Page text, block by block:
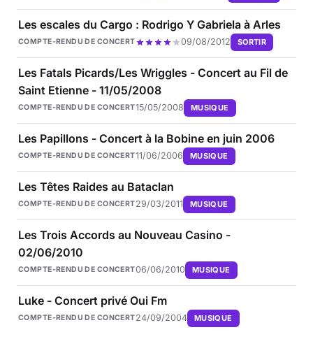
Les escales du Cargo : Rodrigo Y Gabriela à Arles
COMPTE-RENDU DE CONCERT 09/08/2012 SORTIR
Les Fatals Picards/Les Wriggles - Concert au Fil de
Saint Etienne - 11/05/2008
COMPTE-RENDU DE CONCERT15/05/2008 MUSIQUE
Les Papillons - Concert à la Bobine en juin 2006
COMPTE-RENDU DE CONCERT11/06/2006 MUSIQUE
Les Têtes Raides au Bataclan
COMPTE-RENDU DE CONCERT29/03/2011 MUSIQUE
Les Trois Accords au Nouveau Casino -
02/06/2010
COMPTE-RENDU DE CONCERT06/06/2010 MUSIQUE
Luke - Concert privé Oui Fm
COMPTE-RENDU DE CONCERT24/09/2004 MUSIQUE